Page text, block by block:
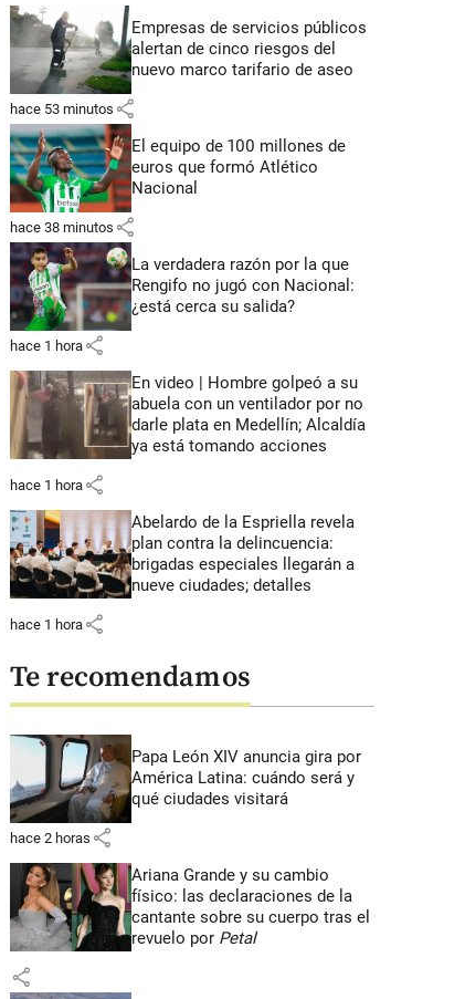
Empresas de servicios públicos
alertan de cinco riesgos del
nuevo marco tarifario de aseo
hace 53 minutos share
El equipo de 100 millones de
euros que formó Atlético
Nacional
hace 38 minutos share
La verdadera razón por la que
Rengifo no jugó con Nacional:
¿está cerca su salida?
hace 1 hora share
En video | Hombre golpeó a su
abuela con un ventilador por no
darle plata en Medellín; Alcaldía
ya está tomando acciones
hace 1 hora share
Abelardo de la Espriella revela
plan contra la delincuencia:
brigadas especiales llegarán a
nueve ciudades; detalles
hace 1 hora share
Te recomendamos
Papa León XIV anuncia gira por
América Latina: cuándo será y
qué ciudades visitará
hace 2 horas share
Ariana Grande y su cambio
físico: las declaraciones de la
cantante sobre su cuerpo tras el
revuelo por Petal
share